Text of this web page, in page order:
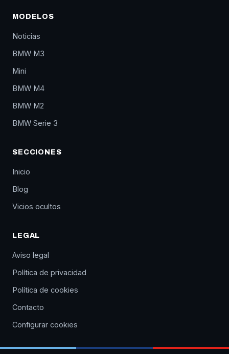
MODELOS
Noticias
BMW M3
Mini
BMW M4
BMW M2
BMW Serie 3
SECCIONES
Inicio
Blog
Vicios ocultos
LEGAL
Aviso legal
Política de privacidad
Política de cookies
Contacto
Configurar cookies